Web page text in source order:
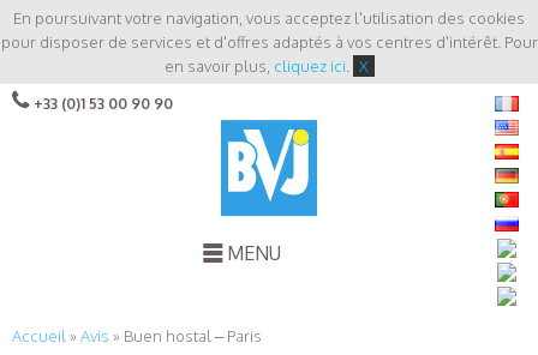
En poursuivant votre navigation, vous acceptez l'utilisation des cookies
pour disposer de services et d'offres adaptés à vos centres d'intérêt. Pour
en savoir plus, cliquez ici X
+33 (0)1 53 00 90 90
MENU
Accueil »Avis » Buen hostal – Paris